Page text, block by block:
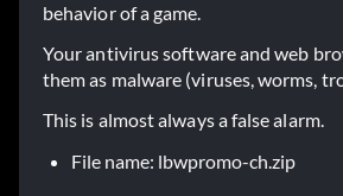
behavior of a game.
Your antivirus software and web
them as malware (viruses, worms,
This is almost always a false alarm.
File name: lbwpromo-ch.zip